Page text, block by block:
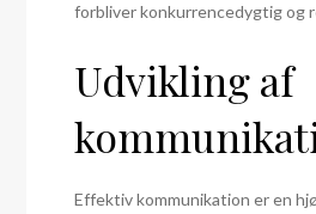
forbliver konkurrencedygtig og
Udvikling af
Effektiv kommunikation er en